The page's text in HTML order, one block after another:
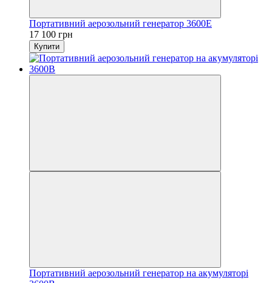
Портативний аерозольний генератор 3600E
17 100 грн
Купити
Портативний аерозольний генератор на акумуляторі